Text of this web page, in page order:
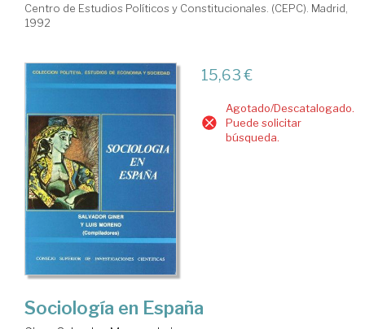
Centro de Estudios Políticos y Constitucionales. (CEPC). Madrid,
1992
15,63 €
Agotado/Descatalogado.
Puede solicitar
búsqueda.
Sociología en España